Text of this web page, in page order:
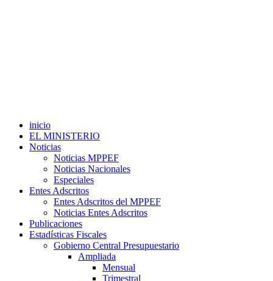
inicio
EL MINISTERIO
Noticias
Noticias MPPEF
Noticias Nacionales
Especiales
Entes Adscritos
Entes Adscritos del MPPEF
Noticias Entes Adscritos
Publicaciones
Estadísticas Fiscales
Gobierno Central Presupuestario
Ampliada
Mensual
Trimestral